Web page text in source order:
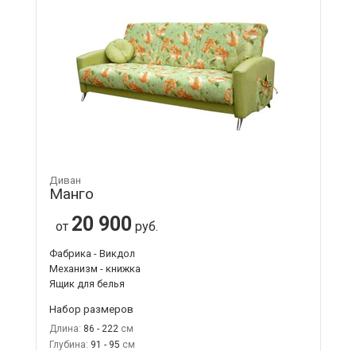
Диван
Манго
от 20 900 руб.
Фабрика - Викдол
Механизм - книжка
Ящик для белья
Набор размеров
Длина: 86 - 222
Глубина: 91 - 95